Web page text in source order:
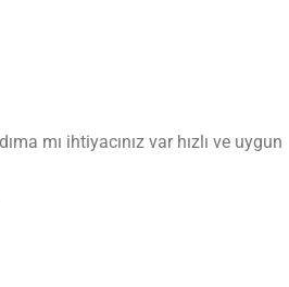
mı ihtiyacınız var hızlı ve uygun